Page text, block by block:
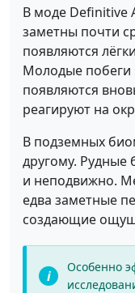
В моде Definitive
заметны почти
появляются
Молодые побеги
появляются
реагируют на
В подземных
другому. Рудные
и неподвижно.
едва заметные
создающие
Особенно